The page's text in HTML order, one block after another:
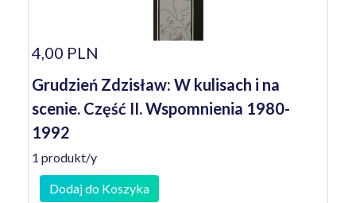
4,00 PLN
Grudzień Zdzisław: W kulisach i na
scenie. Część II. Wspomnienia 1980-
1992
1 produkt/y
Dodaj do Koszyka